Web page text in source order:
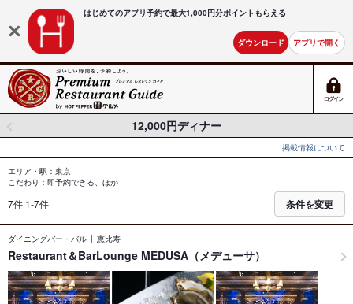
はじめてのアプリ予約で最大1,000円分ポイントもらえる
ダウンロード アプリで開く
12,000円ディナー
掲載情報について
エリア・駅：東京
こだわり：即予約できる、ほか
7件 1-7件 条件を変更
ダイニングバー・バル 恵比寿
Restaurant＆BarLounge MEDUSA（メデューサ）